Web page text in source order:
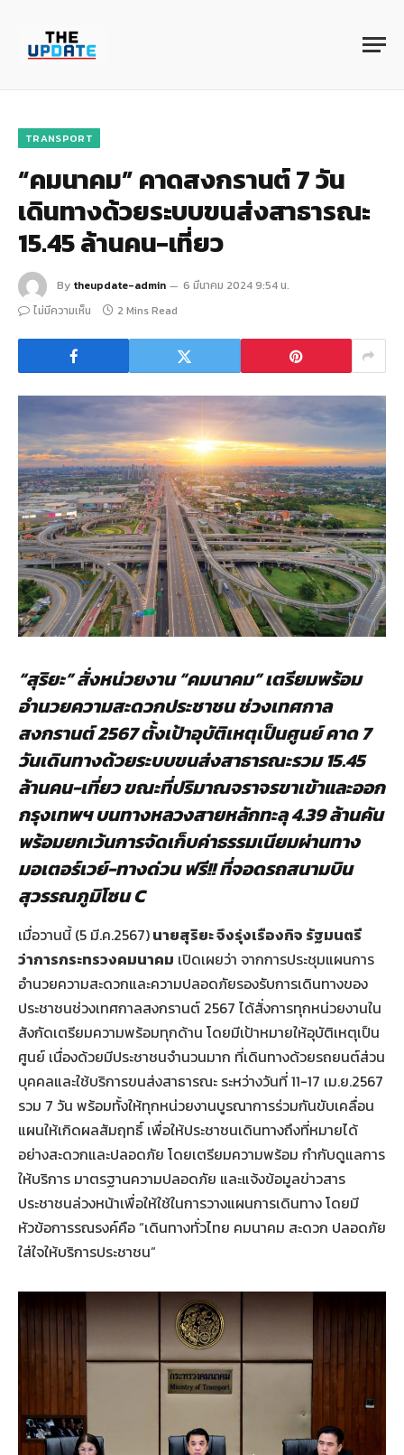
TRANSPORT
“คมนาคม” คาดสงกรานต์ 7 วัน
เดินทางด้วยระบบขนส่งสาธารณะ
15.45 ล้านคน-เที่ยว
By theupdate-admin
6 มีนาคม 2024 9:54 น.
ไม่มีความเห็น
2 Mins Read
“สุริยะ” สั่งหน่วยงาน “คมนาคม” เตรียมพร้อม
อำนวยความสะดวกประชาชน ช่วงเทศกาล
สงกรานต์ 2567 ตั้งเป้าอุบัติเหตุเป็นศูนย์ คาด 7
วันเดินทางด้วยระบบขนส่งสาธารณะรวม 15.45
ล้านคน-เที่ยว ขณะที่ปริมาณจราจรขาเข้าและออก
กรุงเทพฯ บนทางหลวงสายหลักทะลุ 4.39 ล้านคัน
พร้อมยกเว้นการจัดเก็บค่าธรรมเนียมผ่านทาง
มอเตอร์เวย์-ทางด่วน ฟรี!! ที่จอดรถสนามบิน
สุวรรณภูมิโซน C
เมื่อวานนี้ (5 มี.ค.2567)นายสุริยะ จึงรุ่งเรืองกิจ รัฐมนตรี
ว่าการกระทรวงคมนาคม เปิดเผยว่า จากการประชุมแผนการ
อำนวยความสะดวกและความปลอดภัยรองรับการเดินทางของ
ประชาชนช่วงเทศกาลสงกรานต์ 2567 ได้สั่งการทุกหน่วยงานใน
สังกัดเตรียมความพร้อมทุกด้าน โดยมีเป้าหมายให้อุบัติเหตุเป็น
ศูนย์ เนื่องด้วยมีประชาชนจำนวนมาก ที่เดินทางด้วยรถยนต์ส่วน
บุคคลและใช้บริการขนส่งสาธารณะ ระหว่างวันที่ 11-17 เม.ย.2567
รวม 7 วัน พร้อมทั้งให้ทุกหน่วยงานบูรณาการร่วมกันขับเคลื่อน
แผนให้เกิดผลสัมฤทธิ์ เพื่อให้ประชาชนเดินทางถึงที่หมายได้
อย่างสะดวกและปลอดภัย โดยเตรียมความพร้อม กำกับดูแลการ
ให้บริการ มาตรฐานความปลอดภัย และแจ้งข้อมูลข่าวสาร
ประชาชนล่วงหน้าเพื่อให้ใช้ในการวางแผนการเดินทาง โดยมี
หัวข้อการรณรงค์คือ “เดินทางทั่วไทย คมนาคม สะดวก ปลอดภัย
ใส่ใจให้บริการประชาชน”